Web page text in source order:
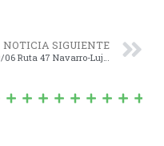
NOTICIA SIGUIENTE
019/06 Ruta 47 Navarro-Lujan